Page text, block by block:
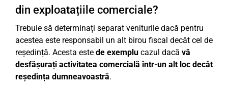
din exploatațiile comerciale?
Trebuie să determinați separat veniturile dacă pentru
acestea este responsabil un alt birou fiscal decât cel de
reședință. Acesta este de exemplu cazul dacă vă
desfășurați activitatea comercială într-un alt loc decât
reședința dumneavoastră.